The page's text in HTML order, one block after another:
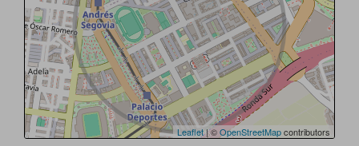
Leaflet| ©OpenStreetMapcontributors